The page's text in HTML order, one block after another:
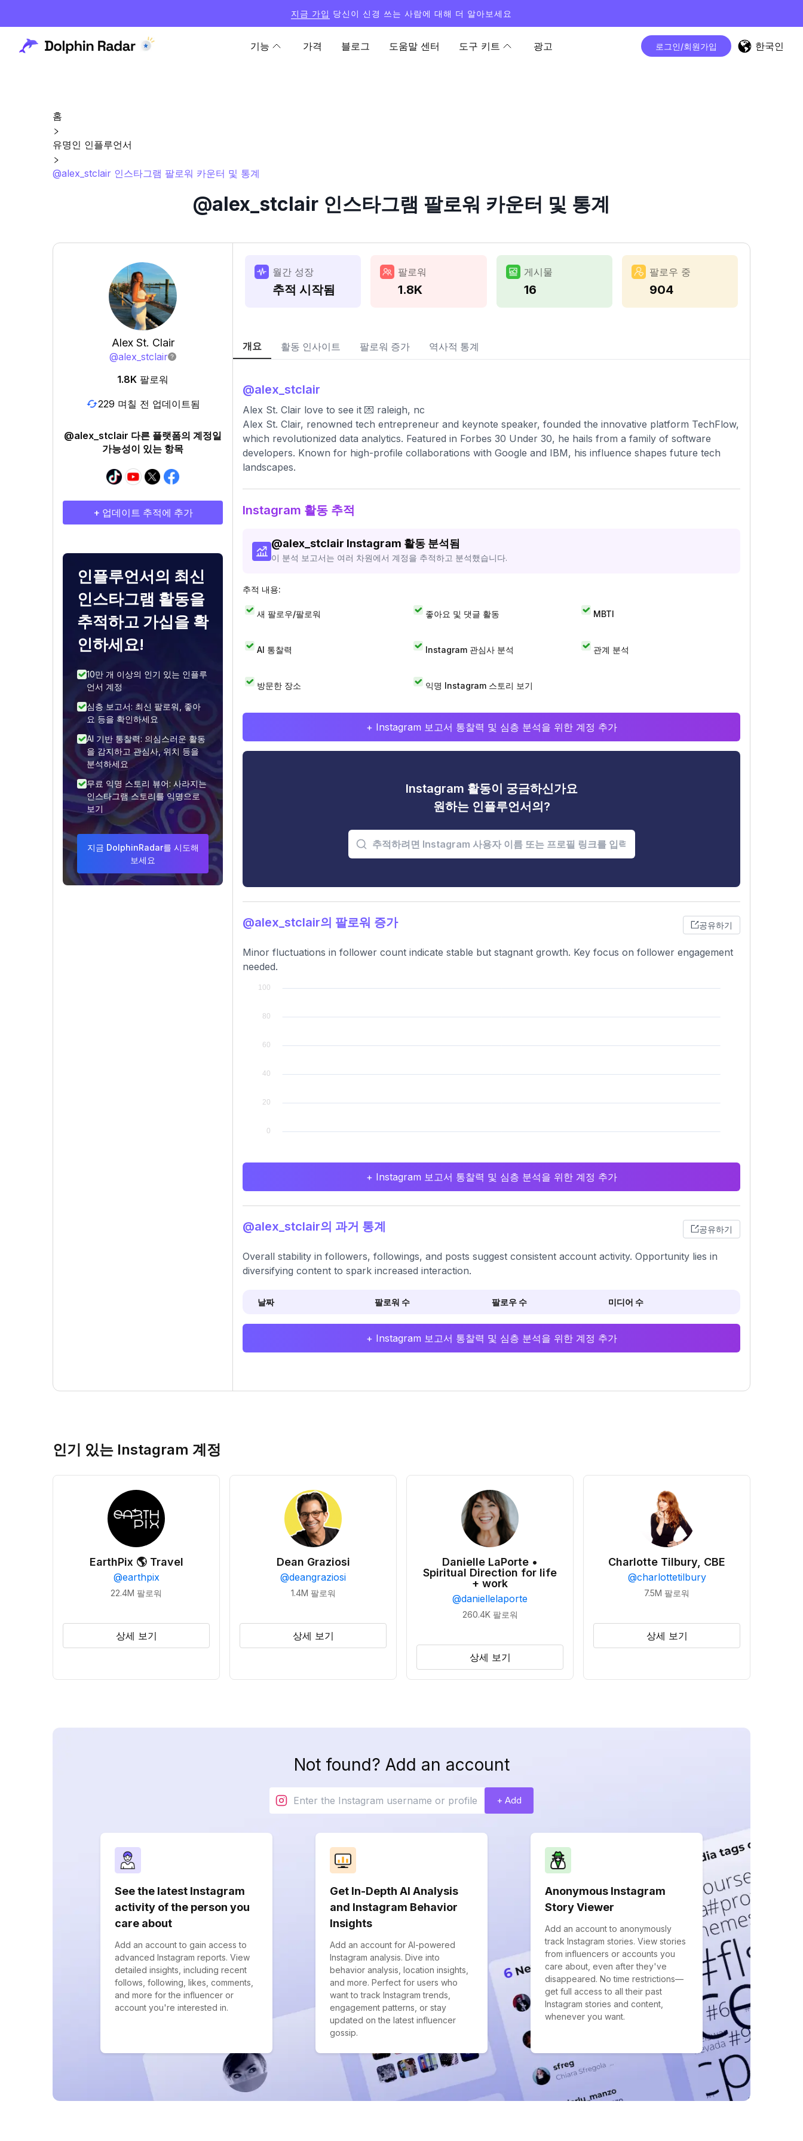
지금 가입 당신이 신경 쓰는 사람에 대해 더 알아보세요
기능 가격 블로그 도움말 센터 도구 키트 광고 로그인/회원가입 한국인
홈
유명인 인플루언서
@alex_stclair 인스타그램 팔로워 카운터 및 통계
@alex_stclair 인스타그램 팔로워 카운터 및 통계
Alex St. Clair
@alex_stclair
1.8K 팔로워
229 며칠 전 업데이트됨
@alex_stclair 다른 플랫폼의 계정일
가능성이 있는 항목
+ 업데이트 추적에 추가
인플루언서의 최신
인스타그램 활동을
추적하고 가십을 확
인하세요!
10만 개 이상의 인기 있는 인플루
언서 계정
심층 보고서: 최신 팔로워, 좋아
요 등을 확인하세요
AI 기반 통찰력: 의심스러운 활동
을 감지하고 관심사, 위치 등을
분석하세요
무료 익명 스토리 뷰어: 사라지는
인스타그램 스토리를 익명으로
보기
지금 DolphinRadar를 시도해
보세요
월간 성장
추적 시작됨
팔로워
1.8K
게시물
16
팔로우 중
904
개요 활동 인사이트 팔로워 증가 역사적 통계
@alex_stclair
Alex St. Clair love to see it 💌 raleigh, nc
Alex St. Clair, renowned tech entrepreneur and keynote speaker, founded the innovative platform TechFlow,
which revolutionized data analytics. Featured in Forbes 30 Under 30, he hails from a family of software
developers. Known for high-profile collaborations with Google and IBM, his influence shapes future tech
landscapes.
Instagram 활동 추적
@alex_stclair Instagram 활동 분석됨
이 분석 보고서는 여러 차원에서 계정을 추적하고 분석했습니다.
추적 내용:
새 팔로우/팔로워 좋아요 및 댓글 활동 MBTI
AI 통찰력 Instagram 관심사 분석 관계 분석
방문한 장소 익명 Instagram 스토리 보기
+ Instagram 보고서 통찰력 및 심층 분석을 위한 계정 추가
Instagram 활동이 궁금하신가요
원하는 인플루언서의?
@alex_stclair의 팔로워 증가 공유하기
Minor fluctuations in follower count indicate stable but stagnant growth. Key focus on follower engagement
needed.
+ Instagram 보고서 통찰력 및 심층 분석을 위한 계정 추가
@alex_stclair의 과거 통계 공유하기
Overall stability in followers, followings, and posts suggest consistent account activity. Opportunity lies in
diversifying content to spark increased interaction.
날짜 팔로워 수 팔로우 수 미디어 수
+ Instagram 보고서 통찰력 및 심층 분석을 위한 계정 추가
인기 있는 Instagram 계정
EarthPix 🌎 Travel
@earthpix
22.4M 팔로워
상세 보기
Dean Graziosi
@deangraziosi
1.4M 팔로워
상세 보기
Danielle LaPorte •
Spiritual Direction for life
+ work
@daniellelaporte
260.4K 팔로워
상세 보기
Charlotte Tilbury, CBE
@charlottetilbury
7.5M 팔로워
상세 보기
Not found? Add an account
+ Add
See the latest Instagram
activity of the person you
care about
Add an account to gain access to
advanced Instagram reports. View
detailed insights, including recent
follows, following, likes, comments,
and more for the influencer or
account you're interested in.
Get In-Depth AI Analysis
and Instagram Behavior
Insights
Add an account for AI-powered
Instagram analysis. Dive into
behavior analysis, location insights,
and more. Perfect for users who
want to track Instagram trends,
engagement patterns, or stay
updated on the latest influencer
gossip.
Anonymous Instagram
Story Viewer
Add an account to anonymously
track Instagram stories. View stories
from influencers or accounts you
care about, even after they've
disappeared. No time restrictions—
get full access to all their past
Instagram stories and content,
whenever you want.